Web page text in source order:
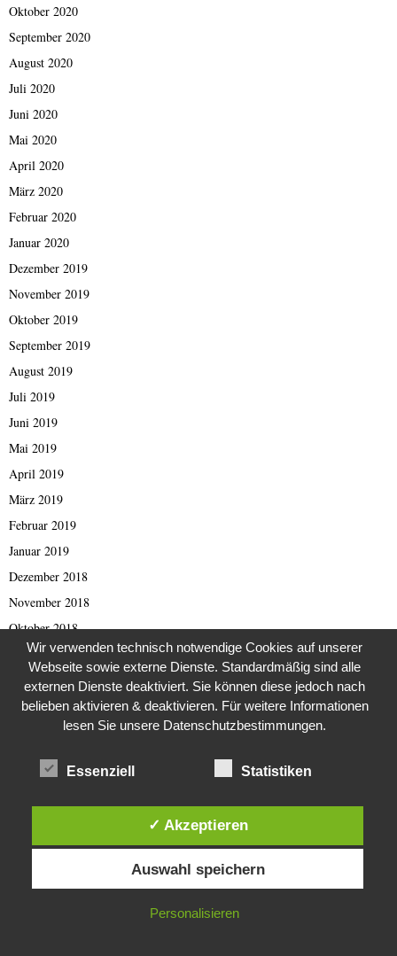
Oktober 2020
September 2020
August 2020
Juli 2020
Juni 2020
Mai 2020
April 2020
März 2020
Februar 2020
Januar 2020
Dezember 2019
November 2019
Oktober 2019
September 2019
August 2019
Juli 2019
Juni 2019
Mai 2019
April 2019
März 2019
Februar 2019
Januar 2019
Dezember 2018
November 2018
Oktober 2018
September 2018
August 2018
Juli 2018
Mai 2018
April 2018
März 2018
Dezember 2017
Diese Website verwendet Cookies. Durch die weitere Nutzung dieser
Website stimmst du der Verwendung von Cookies zu.
IN ORDNUNG
Wir verwenden technisch notwendige Cookies auf unserer
Webseite sowie externe Dienste. Standardmäßig sind alle
externen Dienste deaktiviert. Sie können diese jedoch nach
belieben aktivieren & deaktivieren. Für weitere Informationen
lesen Sie unsere Datenschutzbestimmungen.
Essenziell Statistiken
✓ Akzeptieren
Auswahl speichern
Personalisieren